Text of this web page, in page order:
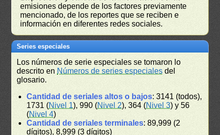
emisiones depende de los factores previamente
mencionado, de los reportes que se reciben e
información en diferentes redes sociales.
Series especiales
Los números de serie especiales se tomaron lo
descrito en Números de series especiales del
glosario.
Cantidad de seriales altos o bajos: 3141 (todos),
1731 (Nivel 1), 990 (Nivel 2), 364 (Nivel 3) y 56
(Nivel 4)
Cantidad de seriales terminales: 89,999 (2
dígitos), 8,999 (3 dígitos)